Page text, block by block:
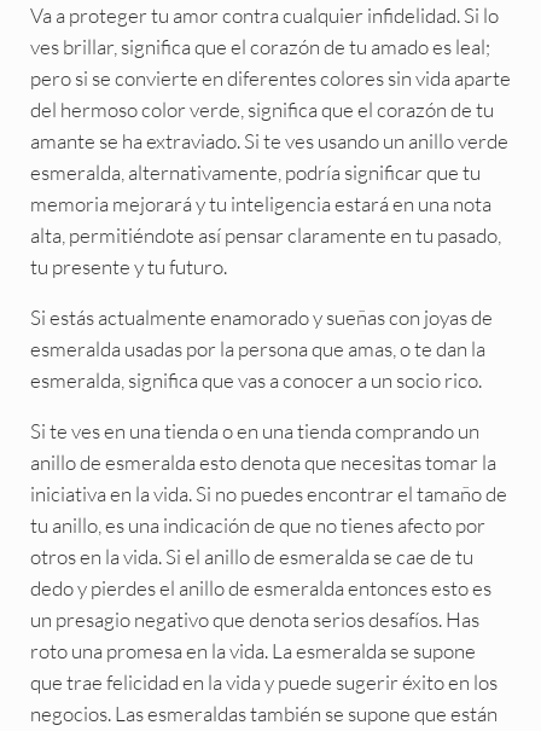
Va a proteger tu amor contra cualquier infidelidad. Si lo
ves brillar, significa que el corazón de tu amado es leal;
pero si se convierte en diferentes colores sin vida aparte
del hermoso color verde, significa que el corazón de tu
amante se ha extraviado. Si te ves usando un anillo verde
esmeralda, alternativamente, podría significar que tu
memoria mejorará y tu inteligencia estará en una nota
alta, permitiéndote así pensar claramente en tu pasado,
tu presente y tu futuro.
Si estás actualmente enamorado y sueñas con joyas de
esmeralda usadas por la persona que amas, o te dan la
esmeralda, significa que vas a conocer a un socio rico.
Si te ves en una tienda o en una tienda comprando un
anillo de esmeralda esto denota que necesitas tomar la
iniciativa en la vida. Si no puedes encontrar el tamaño de
tu anillo, es una indicación de que no tienes afecto por
otros en la vida. Si el anillo de esmeralda se cae de tu
dedo y pierdes el anillo de esmeralda entonces esto es
un presagio negativo que denota serios desafíos. Has
roto una promesa en la vida. La esmeralda se supone
que trae felicidad en la vida y puede sugerir éxito en los
negocios. Las esmeraldas también se supone que están